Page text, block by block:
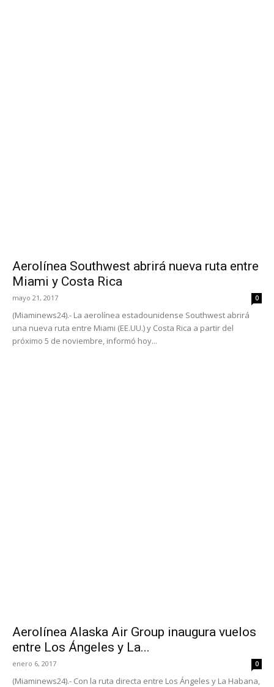
Aerolínea Southwest abrirá nueva ruta entre
Miami y Costa Rica
mayo 21, 2017 0
(Miaminews24).- La aerolínea estadounidense Southwest abrirá
una nueva ruta entre Miami (EE.UU.) y Costa Rica a partir del
próximo 5 de noviembre, informó hoy...
Aerolínea Alaska Air Group inaugura vuelos
entre Los Ángeles y La...
enero 6, 2017 0
(Miaminews24).- Con la ruta directa entre Los Ángeles y La Habana,